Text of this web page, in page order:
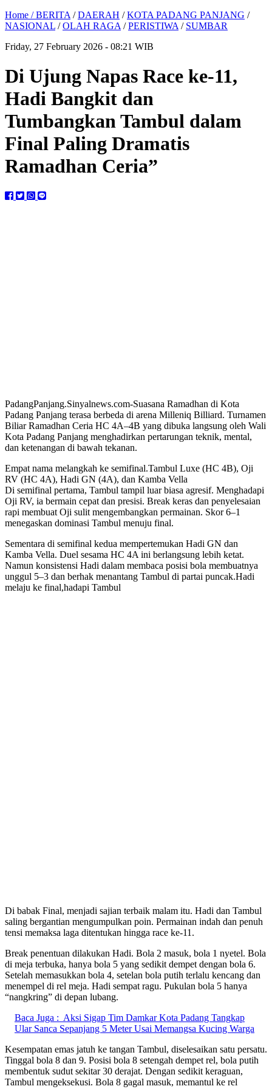
Home /BERITA /DAERAH /KOTA PADANG PANJANG /
NASIONAL /OLAH RAGA /PERISTIWA / SUMBAR
Friday, 27 February 2026 - 08:21 WIB
Di Ujung Napas Race ke-11,
Hadi Bangkit dan
Tumbangkan Tambul dalam
Final Paling Dramatis
Ramadhan Ceria”
PadangPanjang.Sinyalnews.com-Suasana Ramadhan di Kota
Padang Panjang terasa berbeda di arena Milleniq Billiard. Turnamen
Biliar Ramadhan Ceria HC 4A–4B yang dibuka langsung oleh Wali
Kota Padang Panjang menghadirkan pertarungan teknik, mental,
dan ketenangan di bawah tekanan.
Empat nama melangkah ke semifinal.Tambul Luxe (HC 4B), Oji
RV (HC 4A), Hadi GN (4A), dan Kamba Vella
Di semifinal pertama, Tambul tampil luar biasa agresif. Menghadapi
Oji RV, ia bermain cepat dan presisi. Break keras dan penyelesaian
rapi membuat Oji sulit mengembangkan permainan. Skor 6–1
menegaskan dominasi Tambul menuju final.
Sementara di semifinal kedua mempertemukan Hadi GN dan
Kamba Vella. Duel sesama HC 4A ini berlangsung lebih ketat.
Namun konsistensi Hadi dalam membaca posisi bola membuatnya
unggul 5–3 dan berhak menantang Tambul di partai puncak.Hadi
melaju ke final,hadapi Tambul
Di babak Final, menjadi sajian terbaik malam itu. Hadi dan Tambul
saling bergantian mengumpulkan poin. Permainan indah dan penuh
tensi memaksa laga ditentukan hingga race ke-11.
Break penentuan dilakukan Hadi. Bola 2 masuk, bola 1 nyetel. Bola
di meja terbuka, hanya bola 5 yang sedikit dempet dengan bola 6.
Setelah memasukkan bola 4, setelan bola putih terlalu kencang dan
menempel di rel meja. Hadi sempat ragu. Pukulan bola 5 hanya
“nangkring” di depan lubang.
Baca Juga : Aksi Sigap Tim Damkar Kota Padang Tangkap
Ular Sanca Sepanjang 5 Meter Usai Memangsa Kucing Warga
Kesempatan emas jatuh ke tangan Tambul, diselesaikan satu persatu.
Tinggal bola 8 dan 9. Posisi bola 8 setengah dempet rel, bola putih
membentuk sudut sekitar 30 derajat. Dengan sedikit keraguan,
Tambul mengeksekusi. Bola 8 gagal masuk, memantul ke rel